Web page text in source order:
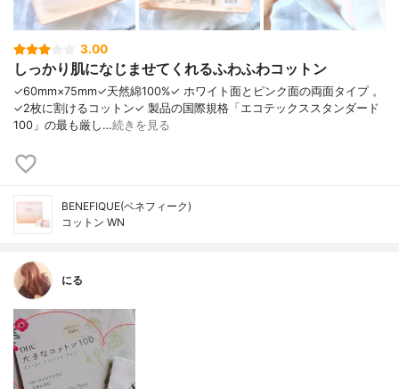
3.00
しっかり肌になじませてくれるふわふわコットン
✓60mm×75mm✓天然綿100%✓ ホワイト面とピンク面の両面タイプ 。
✓2枚に割けるコットン✓ 製品の国際規格「エコテックススタンダード
100」の最も厳し…続きを見る
BENEFIQUE(ベネフィーク)
コットン WN
にる